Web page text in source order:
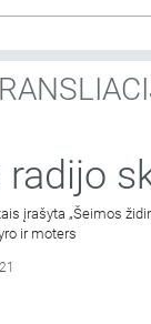
įrašyta „Šeimos
ir moters
21